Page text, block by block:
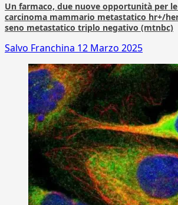
Un farmaco, due nuove opportunità per
carcinoma mammario metastatico hr+/
seno metastatico triplo negativo (mtnbc)
Salvo Franchina 12 Marzo 2025